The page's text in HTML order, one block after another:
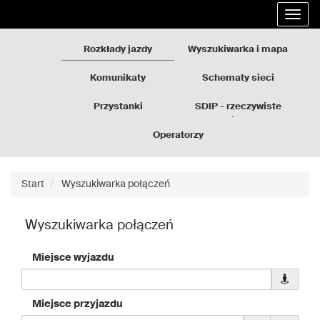
Rozkłady jazdy Wyszukiwarka i mapa
Komunikaty Schematy sieci
Przystanki
SDIP - rzeczywiste
Operatorzy
Start Wyszukiwarka połączeń
Wyszukiwarka połączeń
Miejsce wyjazdu
Pobierz
dane
dla
Miejsce przyjazdu